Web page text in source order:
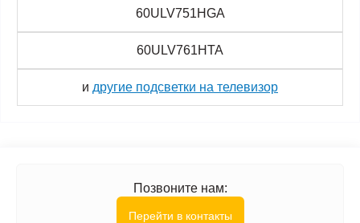
60ULV751HGA
60ULV761HTA
и другие подсветки на телевизор
Позвоните нам:
Перейти в контакты